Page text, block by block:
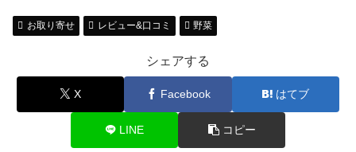
お取り寄せ レビュー&口コミ 野菜
シェアする
X Facebook はてブ
LINE コピー